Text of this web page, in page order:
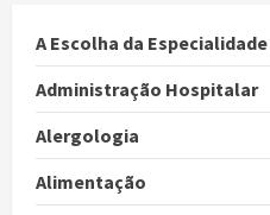
A Escolha da Especialidade
Administração Hospitalar
Alergologia
Alimentação